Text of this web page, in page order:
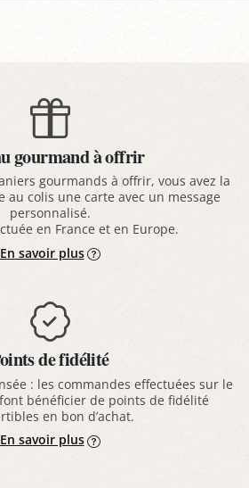
gourmand à offrir
gourmands à offrir, vous avez la
colis une carte avec un message
personnalisé.
en France et en Europe.
En savoir plus
de fidélité
: les commandes effectuées sur le
bénéficier de points de fidélité
en bon d’achat.
En savoir plus